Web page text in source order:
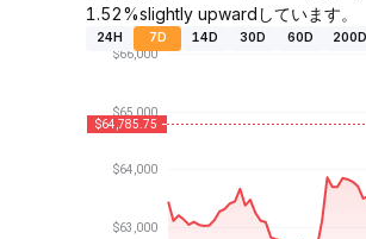
1.52%slightly upwardしています。
24H 7D 14D 30D 60D 200D